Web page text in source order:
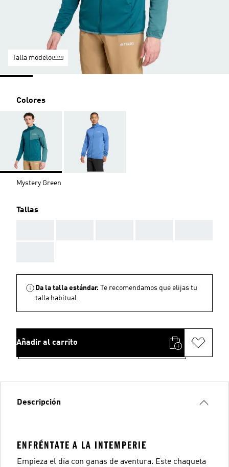
Talla modelo
Colores
Mystery Green
Tallas
Da la talla estándar.
Te recomendamos que elijas tu
talla habitual.
Añadir al carrito
Descripción
ENFRÉNTATE A LA INTEMPERIE
Empieza el día con ganas de aventura. Este chaqueta